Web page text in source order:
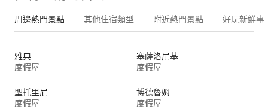
周邊熱門景點 其他住宿類型 附近熱門景點 好玩新鮮事
雅典
度假屋
塞薩洛尼基
度假屋
聖托里尼
度假屋
博德魯姆
度假屋